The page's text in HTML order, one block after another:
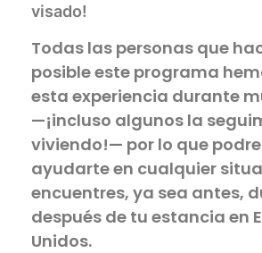
visado!
Todas las personas que
posible este programa
esta experiencia durante
—¡incluso algunos la
viviendo!— por lo que
ayudarte en cualquier
encuentres, ya sea antes,
después de tu estancia en
Unidos.